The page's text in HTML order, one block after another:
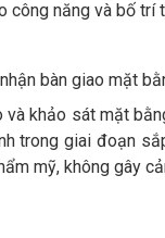
công năng và bố
bàn giao mặt
khảo sát mặt
trong giai đoạn
mỹ, không gây